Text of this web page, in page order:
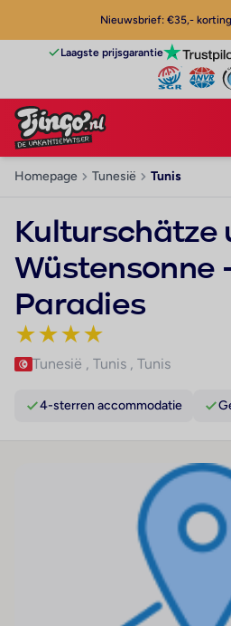
Nieuwsbrief: €35,-
Laagste prijsgarantie
Homepage Tunesië Tunis
Kulturschätze
Wüstensonne
Paradies
★★★★
Tunesië , Tunis , Tunis
4-sterren accommodatie